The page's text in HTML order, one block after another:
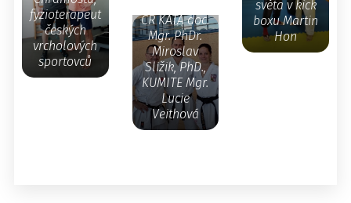
světa v kick
boxu Martin
Hon
fyzioterapeut
českých
vrcholových
sportovců
reprezentace
ČR KATA doc.
Mgr. PhDr.
Miroslav
Sližik, PhD.,
KUMITE Mgr.
Lucie
Veithová